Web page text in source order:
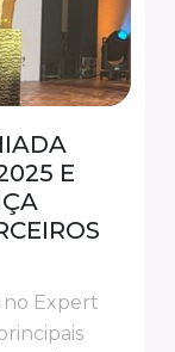
E
no Expert